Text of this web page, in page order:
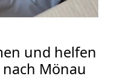
und helfen
Mönau